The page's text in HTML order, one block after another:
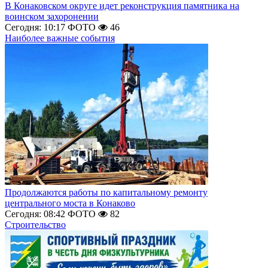
В Конаковском округе идет реконструкция памятника на
воинском захоронении
Сегодня: 10:17 ФОТО
46
Наиболее важные события
Продолжаются работы по капитальному ремонту
центрального моста в Конаково
Сегодня: 08:42 ФОТО
82
Строительство